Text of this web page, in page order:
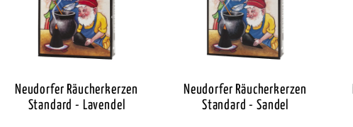
Neudorfer Räucherkerzen
Standard - Lavendel
Neudorfer Räucherkerzen
Standard - Sandel